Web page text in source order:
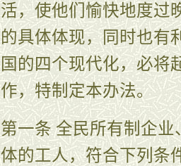
活，使他们愉快地度过
的具体体现，同时也有
国的四个现代化，必将
作，特制定本办法。
第一条 全民所有制企
体的工人，符合下列条